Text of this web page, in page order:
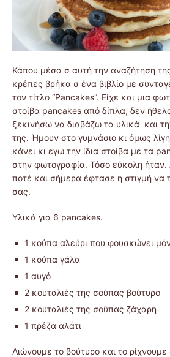
Κάπου μέσα σ αυτή την αναζήτηση
κρέπες βρήκα σ ένα βιβλίο με
τον τίτλο “Pancakes”. Είχε και μια
στοίβα pancakes από δίπλα, δεν
ξεκινήσω να διαβάζω τα υλικά και
της. Ήμουν στο γυμνάσιο κι όμως
κάνει κι εγω την ίδια στοίβα με τα
στην φωτογραφία. Τόσο εύκολη ήταν.
ποτέ και σήμερα έφτασε η στιγμή να
σας.
Υλικά για 6 pancakes.
1 κούπα αλεύρι που φουσκώνει
1 κούπα γάλα
1 αυγό
2 κουταλιές της σούπας βούτυρο
2 κουταλιές της σούπας ζάχαρη
1 πρέζα αλάτι
Λιώνουμε το βούτυρο και το